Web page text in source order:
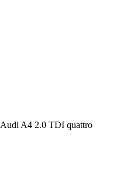
Audi A4 2.0 TDI quattro